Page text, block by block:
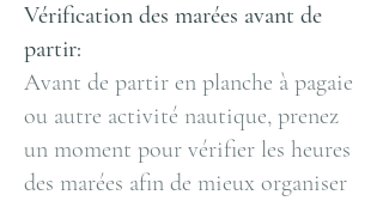
Vérification des marées avant de
partir:
Avant de partir en planche à pagaie
ou autre activité nautique, prenez
un moment pour vérifier les heures
des marées afin de mieux organiser